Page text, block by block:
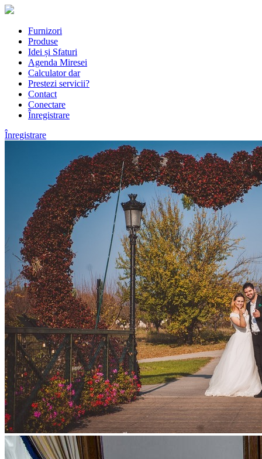
Furnizori
Produse
Idei și Sfaturi
Agenda Miresei
Calculator dar
Prestezi servicii?
Contact
Conectare
Înregistrare
Înregistrare